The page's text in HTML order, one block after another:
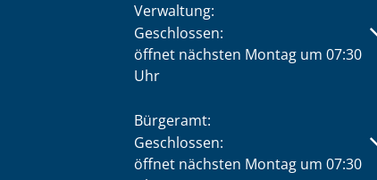
Verwaltung:
Klicken, um weitere Öffnungs- oder
Geschlossen:
öffnet nächsten Montag um 07:30
Uhr
Bürgeramt:
Klicken, um weitere Öffnungs- oder
Geschlossen:
öffnet nächsten Montag um 07:30